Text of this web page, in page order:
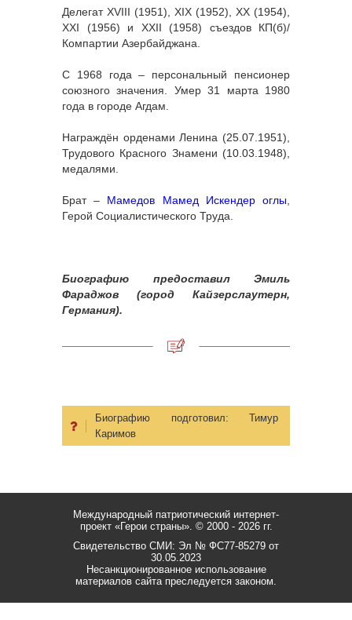
Делегат XVIII (1951), XIX (1952), XX (1954),
XXI (1956) и XXII (1958) съездов КП(б)/
Компартии Азербайджана.
С 1968 года – персональный пенсионер
союзного значения. Умер 31 марта 1980
года в городе Агдам.
Награждён орденами Ленина (25.07.1951),
Трудового Красного Знамени (10.03.1948),
медалями.
Брат – Мамедов Мамед Искендер оглы
Герой Социалистического Труда.
Биографию предоставил Эмиль
Фараджов (город Кайзерслаутерн,
Германия).
Биографию подготовил: Тимур
Каримов
Международный патриотический интернет-
проект «Герои страны». © 2000 - 2026 гг.
Свидетельство СМИ: Эл № ФС77-85279 от
30.05.2023
Несанкционированное использование
материалов сайта преследуется законом.